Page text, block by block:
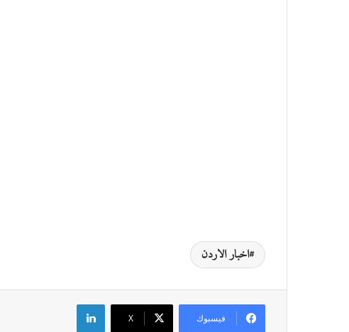
اخبار الاردن
فيسبوك ‫X